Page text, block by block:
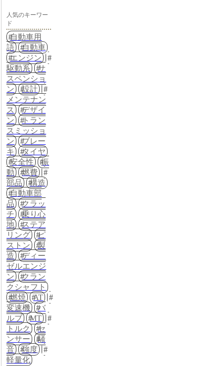
人気のキーワー
ド
自動車用
語
自動車
エンジン
駆動系
サ
スペンショ
ン
設計
メンテナン
ス
デザイ
ン
トラン
スミッショ
ン
ブレー
キ
タイヤ
安全性
振
動
燃費
部品
構造
自動車部
品
クラッ
チ
乗り心
地
ステア
リング
ピ
ストン
製
造
ディー
ゼルエンジ
ン
クラン
クシャフト
燃焼
AT
変速機
バ
ルブ
MT
トルク
セ
ンサー
騒
音
強度
軽量化